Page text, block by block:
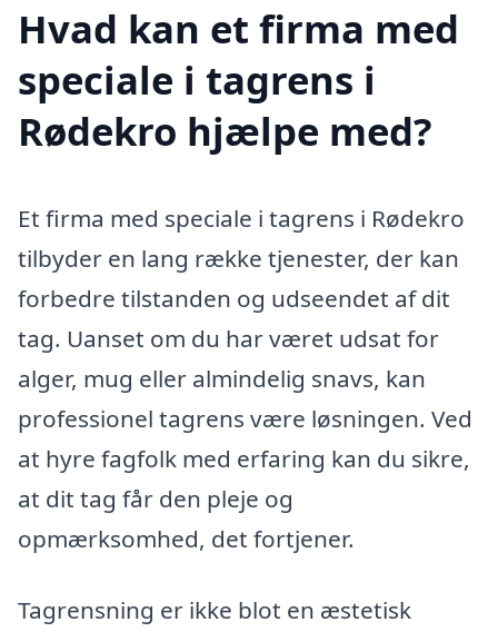
Hvad kan et firma med
speciale i tagrens i
Rødekro hjælpe med?
Et firma med speciale i tagrens i Rødekro
tilbyder en lang række tjenester, der kan
forbedre tilstanden og udseendet af dit
tag. Uanset om du har været udsat for
alger, mug eller almindelig snavs, kan
professionel tagrens være løsningen. Ved
at hyre fagfolk med erfaring kan du sikre,
at dit tag får den pleje og
opmærksomhed, det fortjener.
Tagrensning er ikke blot en æstetisk